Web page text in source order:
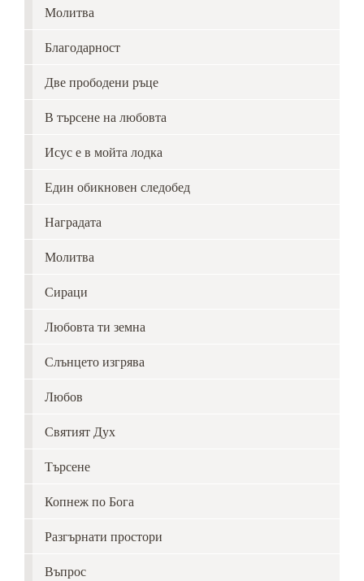
Молитва
Благодарност
Две прободени ръце
В търсене на любовта
Исус е в мойта лодка
Един обикновен следобед
Наградата
Молитва
Сираци
Любовта ти земна
Слънцето изгрява
Любов
Святият Дух
Търсене
Копнеж по Бога
Разгърнати простори
Въпрос